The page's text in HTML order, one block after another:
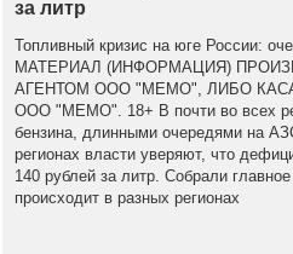
за литр
Топливный кризис на юге России:
МАТЕРИАЛ (ИНФОРМАЦИЯ)
АГЕНТОМ ООО "МЕМО", ЛИБО
ООО "МЕМО". 18+ В почти во всех
бензина, длинными очередями на
регионах власти уверяют, что
140 рублей за литр. Собрали
происходит в разных регионах